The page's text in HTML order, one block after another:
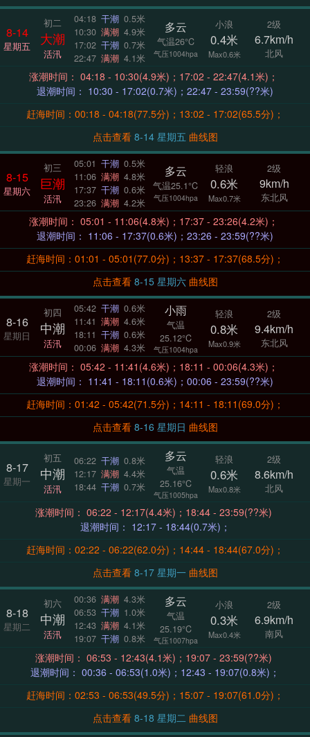
8-14
星期五
初二
大潮
活汛
04:18 干潮 0.5米
10:30 满潮 4.9米
17:02 干潮 0.7米
22:47 满潮 4.1米
多云
气温26°C
气压1004hpa
小浪
0.4米
Max0.6米
2级
6.7km/h
北风
涨潮时间： 04:18 - 10:30(4.9米)；17:02 - 22:47(4.1米)；
退潮时间： 10:30 - 17:02(0.7米)；22:47 - 23:59(??米)
赶海时间：00:18 - 04:18(77.5分)；13:02 - 17:02(65.5分)；
点击查看
8-14 星期五 曲线图
8-15
星期六
初三
巨潮
活汛
05:01 干潮 0.5米
11:06 满潮 4.8米
17:37 干潮 0.6米
23:26 满潮 4.2米
多云
气温25.1°C
气压1004hpa
轻浪
0.6米
Max0.7米
2级
9km/h
东北风
涨潮时间： 05:01 - 11:06(4.8米)；17:37 - 23:26(4.2米)；
退潮时间： 11:06 - 17:37(0.6米)；23:26 - 23:59(??米)
赶海时间：01:01 - 05:01(77.0分)；13:37 - 17:37(68.5分)；
点击查看
8-15 星期六 曲线图
8-16
星期日
初四
中潮
活汛
05:42 干潮 0.6米
11:41 满潮 4.6米
18:11 干潮 0.6米
00:06 满潮 4.3米
小雨
气温
25.12°C
气压1004hpa
轻浪
0.8米
Max0.9米
2级
9.4km/h
东北风
涨潮时间： 05:42 - 11:41(4.6米)；18:11 - 00:06(4.3米)；
退潮时间： 11:41 - 18:11(0.6米)；00:06 - 23:59(??米)
赶海时间：01:42 - 05:42(71.5分)；14:11 - 18:11(69.0分)；
点击查看
8-16 星期日 曲线图
8-17
星期一
初五
中潮
活汛
06:22 干潮 0.8米
12:17 满潮 4.4米
18:44 干潮 0.7米
多云
气温
25.16°C
气压1005hpa
轻浪
0.6米
Max0.8米
2级
8.6km/h
北风
涨潮时间： 06:22 - 12:17(4.4米)；18:44 - 23:59(??米)
退潮时间： 12:17 - 18:44(0.7米)；
赶海时间：02:22 - 06:22(62.0分)；14:44 - 18:44(67.0分)；
点击查看
8-17 星期一 曲线图
8-18
星期二
初六
中潮
活汛
00:36 满潮 4.3米
06:53 干潮 1.0米
12:43 满潮 4.1米
19:07 干潮 0.8米
多云
气温
25.19°C
气压1007hpa
小浪
0.3米
Max0.4米
2级
6.9km/h
南风
涨潮时间： 06:53 - 12:43(4.1米)；19:07 - 23:59(??米)
退潮时间： 00:36 - 06:53(1.0米)；12:43 - 19:07(0.8米)；
赶海时间：02:53 - 06:53(49.5分)；15:07 - 19:07(61.0分)；
点击查看
8-18 星期二 曲线图